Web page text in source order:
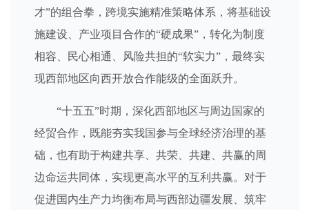
才”的组合拳，跨境实施精准策略体系，将基础设
施建设、产业项目合作的“硬成果”，转化为制度
相容、民心相通、风险共担的“软实力”，最终实
现西部地区向西开放合作能级的全面跃升。
“十五五”时期，深化西部地区与周边国家的
经贸合作，既能夯实我国参与全球经济治理的基
础，也有助于构建共享、共荣、共建、共赢的周
边命运共同体，实现更高水平的互利共赢。对于
促进国内生产力均衡布局与西部边疆发展、筑牢